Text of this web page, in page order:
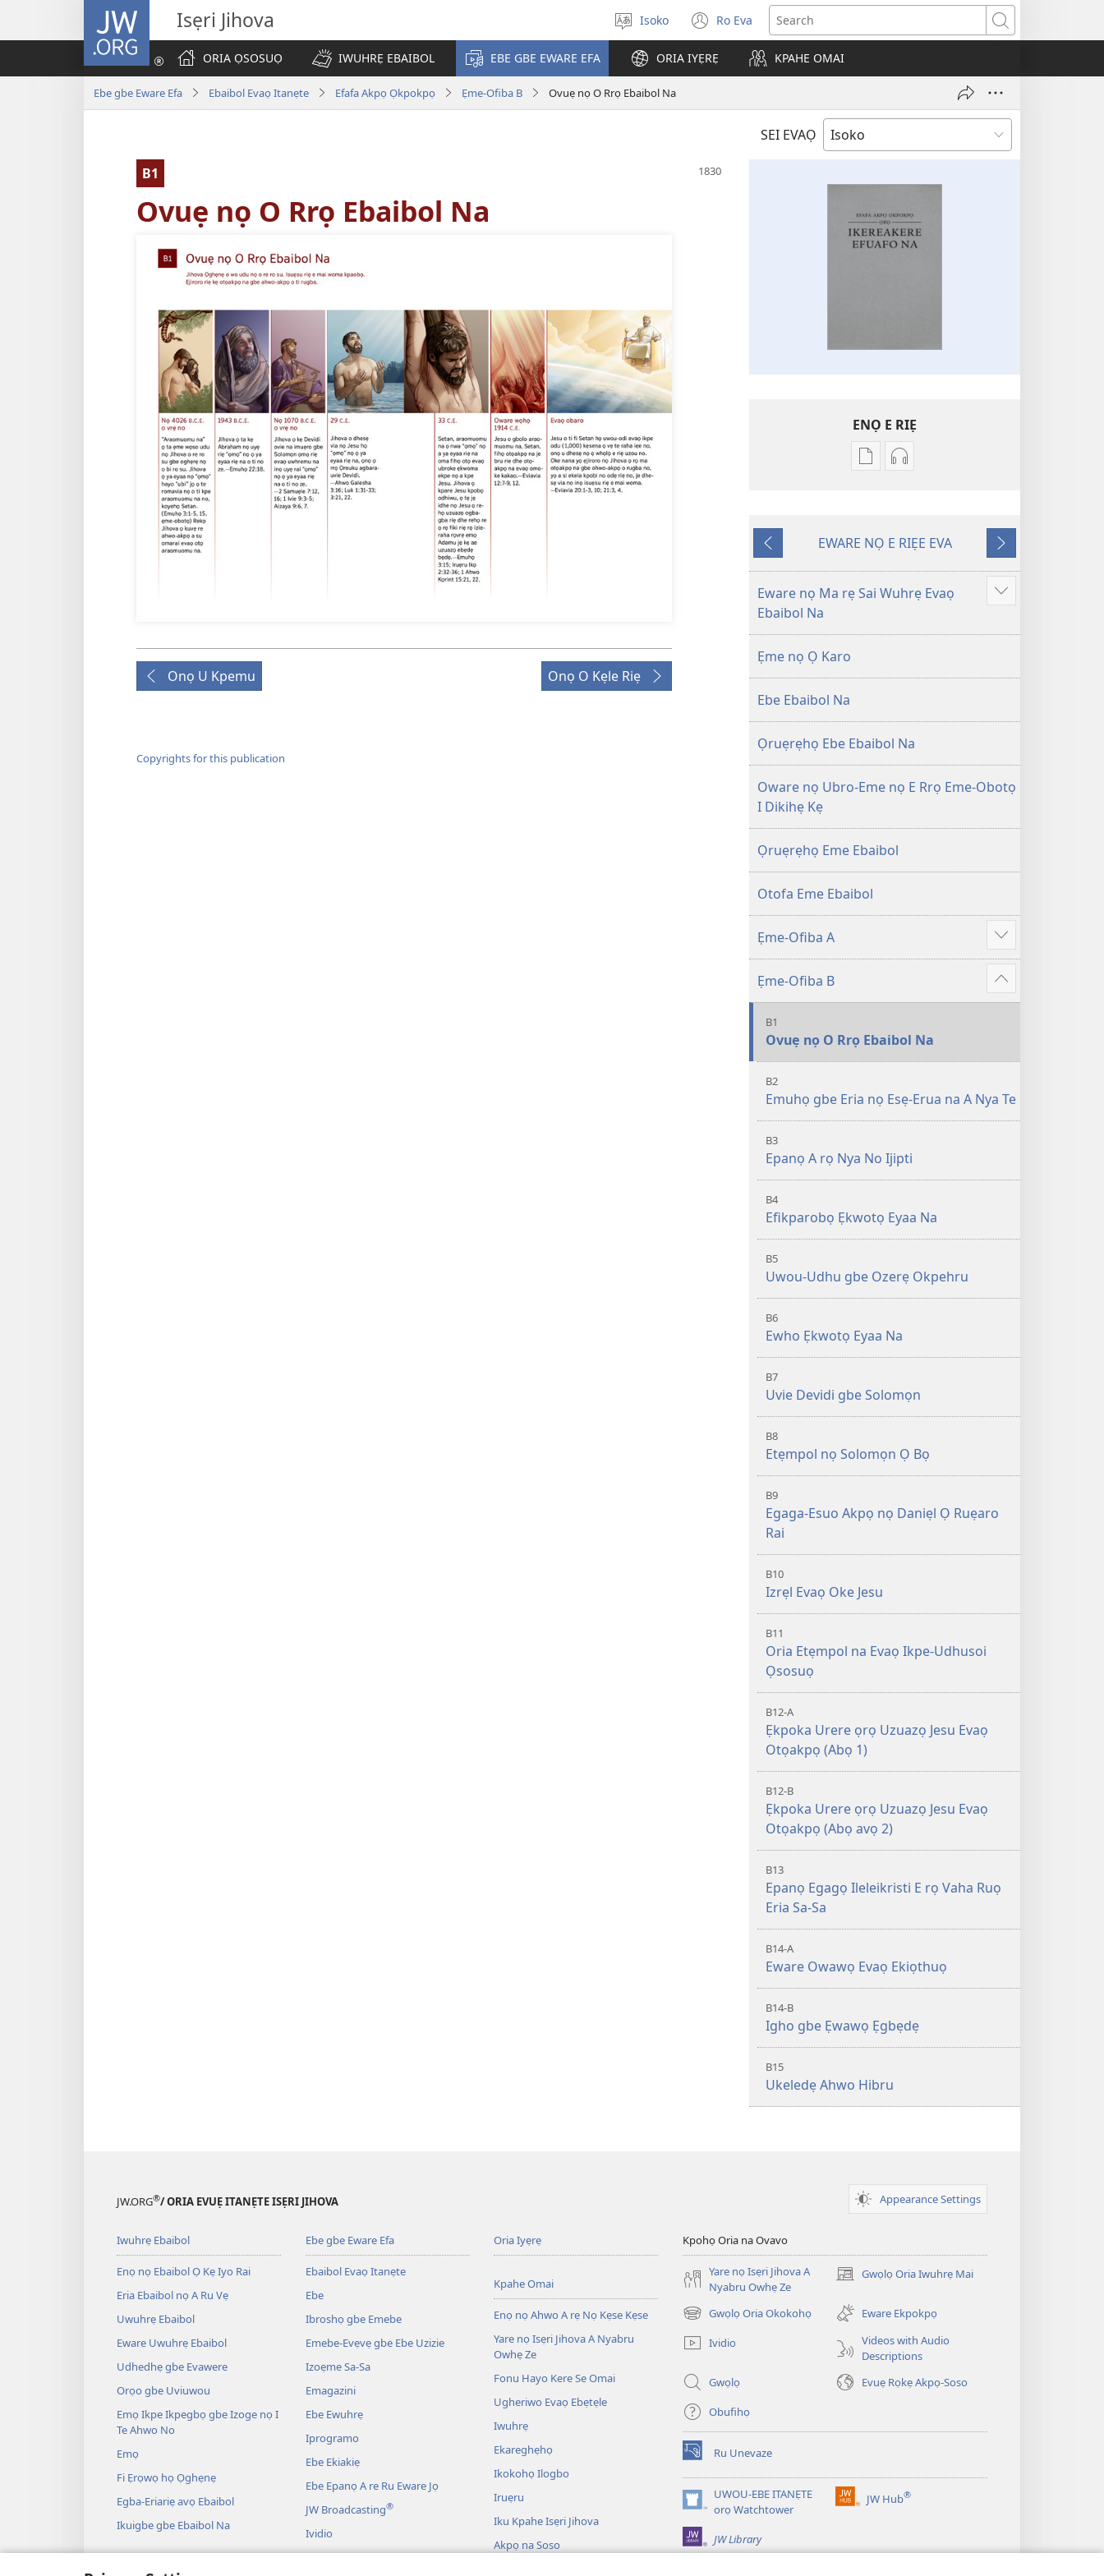
JW.ORG Isẹri Jihova
Salọ
ẹvẹrẹ
Isoko Ro Eva
(opens
new
window)
Search
ORIA ỌSOSUỌ
IWUHRẸ EBAIBOL EBE GBE EWARE EFA ORIA IYẸRẸ KPAHE OMAI
Ebe gbe Eware Efa Ebaibol Evaọ Itanẹte Efafa Akpọ Ọkpokpọ Ẹme-Ofiba B Ovuẹ nọ O Rrọ Ebaibol Na
SEI EVAỌ
B1
Ovuẹ nọ O Rrọ Ebaibol Na
Onọ U Kpemu Onọ O Kẹle Riẹ
Copyrights for this publication
ENỌ E RIẸ
Oghẹrẹ
nọ
rẹ
sae
Ọkpokpọ
Ikereakere
Efuafo
Na
(Onọ
evaọ
Oghẹrẹ
danlodu
Akpọ
Ọkpokpọ
Na
a
wariẹ
fa
evaọ
2013)
Onọ
U
Kpemu
EWARE NỌ E RIẸE EVA
Onọ
O
Kẹle
Eware nọ Ma rẹ Sai Wuhrẹ Evaọ
Ebaibol Na
Show
Ẹme nọ Ọ Karo
Ebe Ebaibol Na
Ọruẹrẹhọ Ebe Ebaibol Na
Oware nọ Ubro-Eme nọ E Rrọ Eme-Obotọ
I Dikihẹ Kẹ
Ọruẹrẹhọ Eme Ebaibol
Otofa Eme Ebaibol
Ẹme-Ofiba A
Show
more
Ẹme-Ofiba B
Show
more
B1
Ovuẹ nọ O Rrọ Ebaibol Na
B2
Emuhọ gbe Eria nọ Esẹ-Erua na A Nya Te
B3
Epanọ A rọ Nya No Ijipti
B4
Efikparobọ Ẹkwotọ Eyaa Na
B5
Uwou-Udhu gbe Ozerẹ Okpehru
B6
Ewho Ẹkwotọ Eyaa Na
B7
Uvie Devidi gbe Solomọn
B8
Etẹmpol nọ Solomọn Ọ Bọ
B9
Egaga-Esuo Akpọ nọ Daniẹl Ọ Ruẹaro
Rai
B10
Izrẹl Evaọ Oke Jesu
B11
Oria Etẹmpol na Evaọ Ikpe-Udhusoi
Ọsosuọ
B12-A
Ẹkpoka Urere ọrọ Uzuazọ Jesu Evaọ
Otọakpọ (Abọ 1)
B12-B
Ẹkpoka Urere ọrọ Uzuazọ Jesu Evaọ
Otọakpọ (Abọ avọ 2)
B13
Epanọ Egagọ Ileleikristi E rọ Vaha Ruọ
Eria Sa-Sa
B14-A
Eware Owawọ Evaọ Ekiọthuọ
B14-B
Igho gbe Ẹwawọ Ẹgbẹdẹ
B15
Ukeledẹ Ahwo Hibru
JW.ORG®/ ORIA EVUẸ ITANẸTE ISẸRI JIHOVA Appearance Settings
Iwuhrẹ Ebaibol
Enọ nọ Ebaibol Ọ Kẹ Iyo Rai
Eria Ebaibol nọ A Ru Vẹ
Uwuhrẹ Ebaibol
Eware Uwuhrẹ Ebaibol
Udhedhẹ gbe Evawere
Orọo gbe Uviuwou
Emọ Ikpe Ikpegbọ gbe Izoge nọ I
Te Ahwo No
Emọ
Fi Ẹrọwọ họ Ọghẹnẹ
Egba-Eriariẹ avọ Ebaibol
Ikuigbe gbe Ebaibol Na
Ebe gbe Eware Efa
Ebaibol Evaọ Itanẹte
Ebe
Ibroshọ gbe Emebe
Emebe-Evẹvẹ gbe Ebe Uzizie
Izoẹme Sa-Sa
Emagazini
Ebe Ewuhrẹ
Iprogramo
Ebe Ekiakiẹ
Ebe Epanọ A re Ru Eware Jọ
JW Broadcasting®
Ividio
Ile
Oria Iyẹrẹ
Kpahe Omai
Enọ nọ Ahwo A rẹ Nọ Kẹse Kẹse
Yare nọ Isẹri Jihova A Nyabru
Owhẹ Ze
Fonu Hayo Kere Se Omai
Ugheriwo Evaọ Ebẹtẹle
Iwuhrẹ
Ekareghẹhọ
Ikokohọ Ilogbo
Iruẹru
Iku Kpahe Isẹri Jihova
Akpọ na Soso
Kpohọ Oria na Ovavo
Yare nọ Isẹri Jihova A
Nyabru Owhẹ Ze
Gwọlọ Oria Iwuhrẹ Mai
(opens
window)
Gwọlọ Oria Okokohọ
(opens
new
window)
Eware Ekpokpọ
Ividio
Videos with Audio
Descriptions
Gwọlọ
Evuẹ Rọkẹ Akpọ-Soso
Obufihọ
Ru Unevaze
(opens
new
window)UWOU-EBE ITANẸTE
orọ Watchtower
(opens
new
window)
JW Hub®
(opens
JW Library